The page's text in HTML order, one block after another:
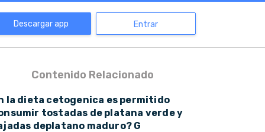
Descargar app Entrar
Contenido Relacionado
la dieta cetogenica es permitido
tostadas de platana verde y
deplatano maduro? G